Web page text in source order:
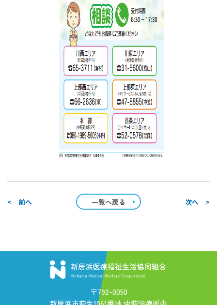
次へ >
一覧へ戻る
< 前へ
〒792-0050